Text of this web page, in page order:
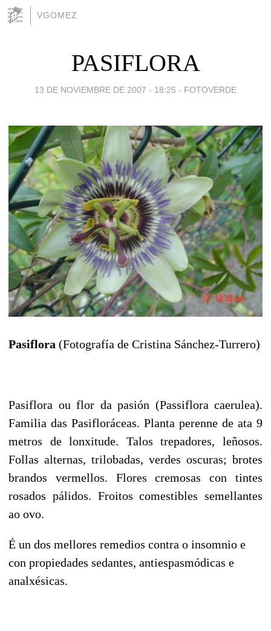
VGOMEZ
PASIFLORA
13 DE NOVIEMBRE DE 2007 - 18:25 - FOTOVERDE
Pasiflora (Fotografía de Cristina Sánchez-Turrero)
Pasiflora ou flor da pasión (Passiflora caerulea).
Familia das Pasifloráceas. Planta perenne de ata 9
metros de lonxitude. Talos trepadores, leñosos.
Follas alternas, trilobadas, verdes oscuras; brotes
brandos vermellos. Flores cremosas con tintes
rosados pálidos. Froitos comestibles semellantes
ao ovo.
É un dos mellores remedios contra o insomnio e
con propiedades sedantes, antiespasmódicas e
analxésicas.